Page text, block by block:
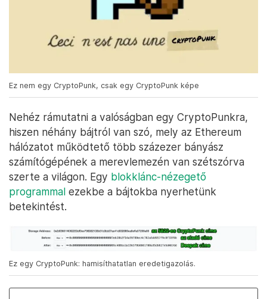
Ez nem egy CryptoPunk, csak egy CryptoPunk képe
Nehéz rámutatni a valóságban egy CryptoPunkra,
hiszen néhány bájtról van szó, mely az Ethereum
hálózatot működtető több százezer bányász
számítógépének a merevlemezén van szétszórva
szerte a világon. Egy blokklánc-nézegető
programmal ezekbe a bájtokba nyerhetünk
betekintést.
Ez egy CryptoPunk: hamisíthatatlan eredetigazolás.